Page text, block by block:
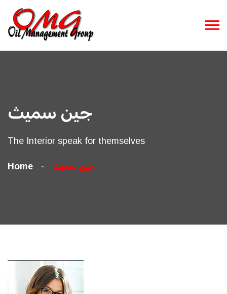
جين سميث
The Interior speak for themselves
Home جين سميث